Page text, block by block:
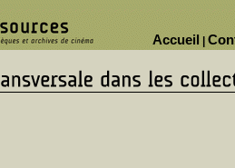
Accueil